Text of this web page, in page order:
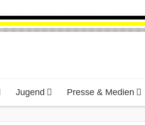
Jugend Presse & Medien